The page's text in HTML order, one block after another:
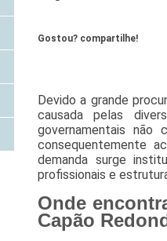
Gostou? compartilhe!
Devido a grande
causada pelas
governamentais não
consequentemente
demanda surge
profissionais e
Onde
Capão